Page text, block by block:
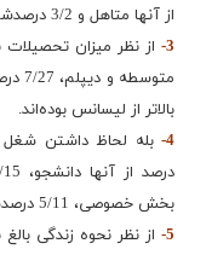
از آنها متاهل و 3/2 درصدشان مطلقه بوده‌اند.
3-
بالاتر از لیسانس بوده‌اند.
4-
بخش خصوصی، 5/11 درصدشان خانه‌دار و 17 درصدکارگر یا بیکار بوده‌اند.
5-